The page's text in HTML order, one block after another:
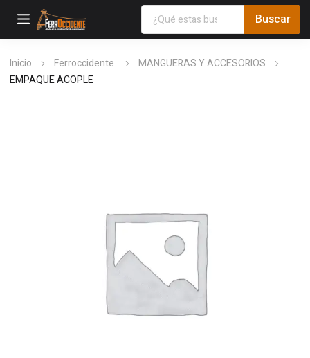
Inicio Ferroccidente
MANGUERAS Y ACCESORIOS
EMPAQUE ACOPLE